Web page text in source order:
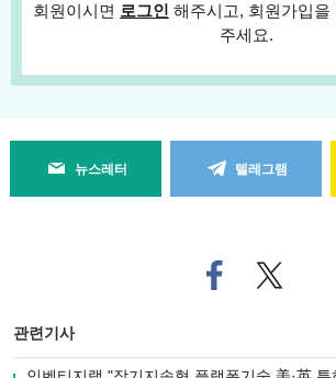
회원이시면 로그인 해주시고, 회원가입을
주세요.
뉴스레터 텔레그램
페
이
로
트위
터로
관련기사